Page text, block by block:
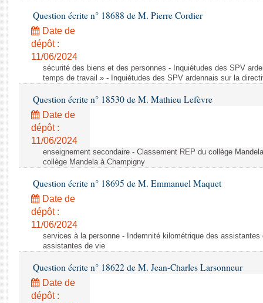
Question écrite n° 18688 de M. Pierre Cordier
Date de
dépôt :
11/06/2024
sécurité des biens et des personnes - Inquiétudes des SPV
temps de travail » - Inquiétudes des SPV ardennais sur la
Question écrite n° 18530 de M. Mathieu Lefèvre
Date de
dépôt :
11/06/2024
enseignement secondaire - Classement REP du collège
collège Mandela à Champigny
Question écrite n° 18695 de M. Emmanuel Maquet
Date de
dépôt :
11/06/2024
services à la personne - Indemnité kilométrique des
assistantes de vie
Question écrite n° 18622 de M. Jean-Charles Larsonneur
Date de
dépôt :